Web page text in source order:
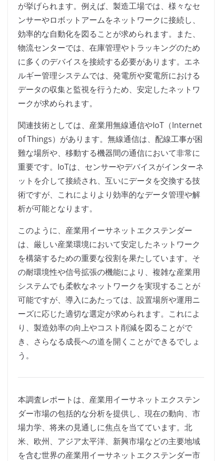
が挙げられます。例えば、製造工場では、様々なセ
ンサーやロボットアームをネットワークに接続し、
効率的な自動化を図ることが求められます。また、
物流センターでは、在庫管理やトラッキングのため
に多くのデバイスを接続する必要があります。エネ
ルギー管理システムでは、発電所や変電所における
データの収集と監視を行うため、安定したネットワ
ークが求められます。
関連技術としては、産業用無線通信やIoT（Internet
of Things）があります。無線通信は、配線工事が困
難な場所や、移動する機器間の通信において非常に
重要です。IoTは、センサーやデバイスがインターネ
ットを介して接続され、互いにデータを交換する技
術ですが、これによりより効率的なデータ管理や解
析が可能となります。
このように、産業用イーサネットエクステンダー
は、厳しい産業環境において安定したネットワーク
を構築するための重要な役割を果たしています。そ
の耐環境性や信号拡張の機能により、複雑な産業用
システムでも柔軟なネットワークを実現することが
可能ですが、導入にあたっては、設置場所や運用ニ
ーズに応じた適切な選定が求められます。これによ
り、製造効率の向上やコスト削減を図ることがで
き、さらなる成長への道を開くことができるでしょ
う。
本調査レポートは、産業用イーサネットエクステン
ダー市場の包括的な分析を提供し、現在の動向、市
場力学、将来の見通しに焦点を当てています。北
米、欧州、アジア太平洋、新興市場などの主要地域
を含む世界の産業用イーサネットエクステンダー市